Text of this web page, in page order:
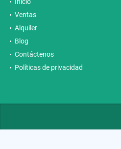
Inicio
Ventas
Alquiler
Blog
Contáctenos
Políticas de privacidad